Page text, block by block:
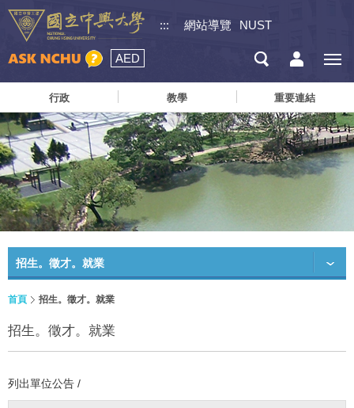
::: 網站導覽 NUST
AED
行政 教學 重要連結
招生。徵才。就業
首頁 招生。徵才。就業
招生。徵才。就業
列出單位公告 /